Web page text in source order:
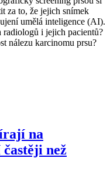
za to, že jejich snímek
umělá inteligence (AI).
radiologů i jejich pacientů?
nálezu karcinomu prsu?
na
než